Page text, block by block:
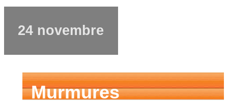
24 novembre
Murmures